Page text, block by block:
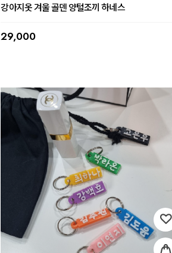
강아지옷 겨울 골덴 양털조끼 하네스
29,000